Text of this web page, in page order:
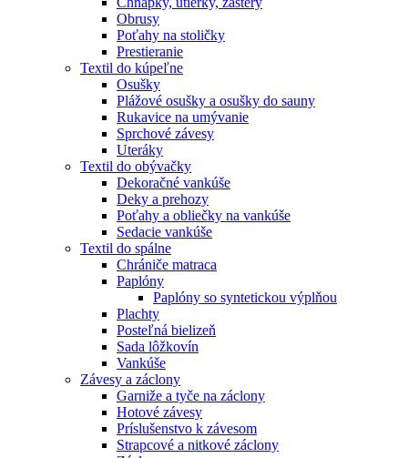
Obrusy
Poťahy na stoličky
Prestieranie
Textil do kúpeľne
Osušky
Plážové osušky a osušky do sauny
Rukavice na umývanie
Sprchové závesy
Uteráky
Textil do obývačky
Dekoračné vankúše
Deky a prehozy
Poťahy a obliečky na vankúše
Sedacie vankúše
Textil do spálne
Chrániče matraca
Paplóny
Paplóny so syntetickou výplňou
Plachty
Posteľná bielizeň
Sada lôžkovín
Vankúše
Závesy a záclony
Garniže a tyče na záclony
Hotové závesy
Príslušenstvo k závesom
Strapcové a nitkové záclony